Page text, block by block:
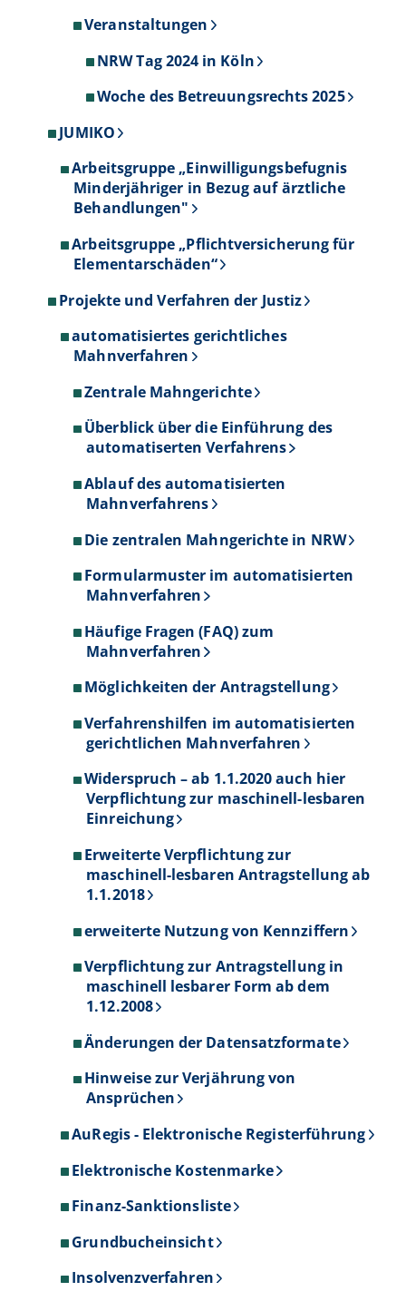
Veranstaltungen
NRW Tag 2024 in Köln
Woche des Betreuungsrechts 2025
JUMIKO
Arbeitsgruppe „Einwilligungsbefugnis
Minderjähriger in Bezug auf ärztliche
Behandlungen"
Arbeitsgruppe „Pflichtversicherung für
Elementarschäden“
Projekte und Verfahren der Justiz
automatisiertes gerichtliches
Mahnverfahren
Zentrale Mahngerichte
Überblick über die Einführung des
automatiserten Verfahrens
Ablauf des automatisierten
Mahnverfahrens
Die zentralen Mahngerichte in NRW
Formularmuster im automatisierten
Mahnverfahren
Häufige Fragen (FAQ) zum
Mahnverfahren
Möglichkeiten der Antragstellung
Verfahrenshilfen im automatisierten
gerichtlichen Mahnverfahren
Widerspruch – ab 1.1.2020 auch hier
Verpflichtung zur maschinell-lesbaren
Einreichung
Erweiterte Verpflichtung zur
maschinell-lesbaren Antragstellung ab
1.1.2018
erweiterte Nutzung von Kennziffern
Verpflichtung zur Antragstellung in
maschinell lesbarer Form ab dem
1.12.2008
Änderungen der Datensatzformate
Hinweise zur Verjährung von
Ansprüchen
AuRegis - Elektronische Registerführung
Elektronische Kostenmarke
Finanz-Sanktionsliste
Grundbucheinsicht
Insolvenzverfahren